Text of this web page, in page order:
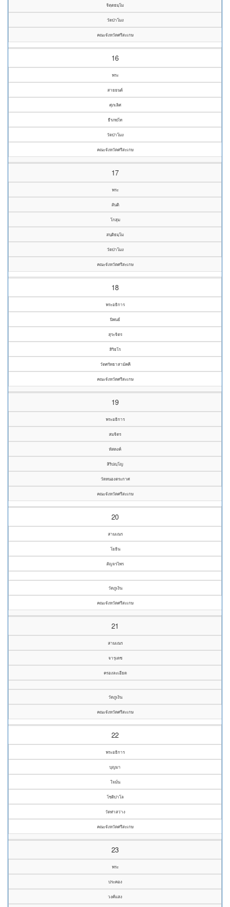
จิตฺตธมฺโม
วัดป่าโมง
คณะจังหวัดศรีสะเกษ
16
พระ
สายยนต์
ศุภเลิศ
ธีรภทฺโท
วัดป่าโมง
คณะจังหวัดศรีสะเกษ
17
พระ
สันติ
โกสุม
สนฺติธมฺโม
วัดป่าโมง
คณะจังหวัดศรีสะเกษ
18
พระอธิการ
นิพนธ์
สุระจิตร
สิริธโร
วัดศรัทธาสามัคคี
คณะจังหวัดศรีสะเกษ
19
พระอธิการ
สมจิตร
หัสดงค์
สิริปญฺโญ
วัดหนองตระกาศ
คณะจังหวัดศรีสะเกษ
20
สามเณร
โยธิน
สัญจรไพร
วัดภูเงิน
คณะจังหวัดศรีสะเกษ
21
สามเณร
จารุเดช
ครองละเอียด
วัดภูเงิน
คณะจังหวัดศรีสะเกษ
22
พระอธิการ
บุญมา
ใจมั่น
โชติปาโล
วัดท่าสว่าง
คณะจังหวัดศรีสะเกษ
23
พระ
ประคอง
วงศ์แสง